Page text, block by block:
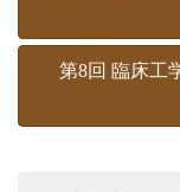
第8回 臨床工